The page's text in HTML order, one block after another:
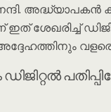
അദ്ധ്യാപകൻ
ശേഖരിച്ച്
വളരെ